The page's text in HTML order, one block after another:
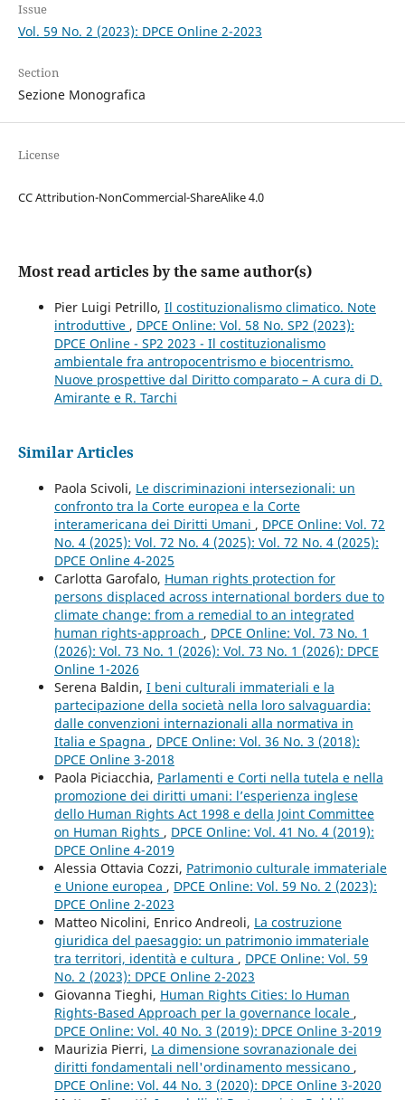
Issue
Vol. 59 No. 2 (2023): DPCE Online 2-2023
Section
Sezione Monografica
License
CC Attribution-NonCommercial-ShareAlike 4.0
Most read articles by the same author(s)
Pier Luigi Petrillo, Il costituzionalismo climatico. Note
introduttive , DPCE Online: Vol. 58 No. SP2 (2023):
DPCE Online - SP2 2023 - Il costituzionalismo
ambientale fra antropocentrismo e biocentrismo.
Nuove prospettive dal Diritto comparato – A cura di D.
Amirante e R. Tarchi
Similar Articles
Paola Scivoli, Le discriminazioni intersezionali: un
confronto tra la Corte europea e la Corte
interamericana dei Diritti Umani , DPCE Online: Vol. 72
No. 4 (2025): Vol. 72 No. 4 (2025): Vol. 72 No. 4 (2025):
DPCE Online 4-2025
Carlotta Garofalo, Human rights protection for
persons displaced across international borders due to
climate change: from a remedial to an integrated
human rights-approach , DPCE Online: Vol. 73 No. 1
(2026): Vol. 73 No. 1 (2026): Vol. 73 No. 1 (2026): DPCE
Online 1-2026
Serena Baldin, I beni culturali immateriali e la
partecipazione della società nella loro salvaguardia:
dalle convenzioni internazionali alla normativa in
Italia e Spagna , DPCE Online: Vol. 36 No. 3 (2018):
DPCE Online 3-2018
Paola Piciacchia, Parlamenti e Corti nella tutela e nella
promozione dei diritti umani: l’esperienza inglese
dello Human Rights Act 1998 e della Joint Committee
on Human Rights , DPCE Online: Vol. 41 No. 4 (2019):
DPCE Online 4-2019
Alessia Ottavia Cozzi, Patrimonio culturale immateriale
e Unione europea , DPCE Online: Vol. 59 No. 2 (2023):
DPCE Online 2-2023
Matteo Nicolini, Enrico Andreoli, La costruzione
giuridica del paesaggio: un patrimonio immateriale
tra territori, identità e cultura , DPCE Online: Vol. 59
No. 2 (2023): DPCE Online 2-2023
Giovanna Tieghi, Human Rights Cities: lo Human
Rights-Based Approach per la governance locale ,
DPCE Online: Vol. 40 No. 3 (2019): DPCE Online 3-2019
Maurizia Pierri, La dimensione sovranazionale dei
diritti fondamentali nell'ordinamento messicano ,
DPCE Online: Vol. 44 No. 3 (2020): DPCE Online 3-2020